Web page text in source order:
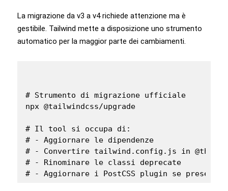
La migrazione da v3 a v4 richiede attenzione ma è
gestibile. Tailwind mette a disposizione uno strumento
automatico per la maggior parte dei cambiamenti.
# Strumento di migrazione ufficiale
npx @tailwindcss/upgrade
# Il tool si occupa di:
# - Aggiornare le dipendenze
# - Convertire tailwind.config.js in @theme
# - Rinominare le classi deprecate
# - Aggiornare i PostCSS plugin se presenti